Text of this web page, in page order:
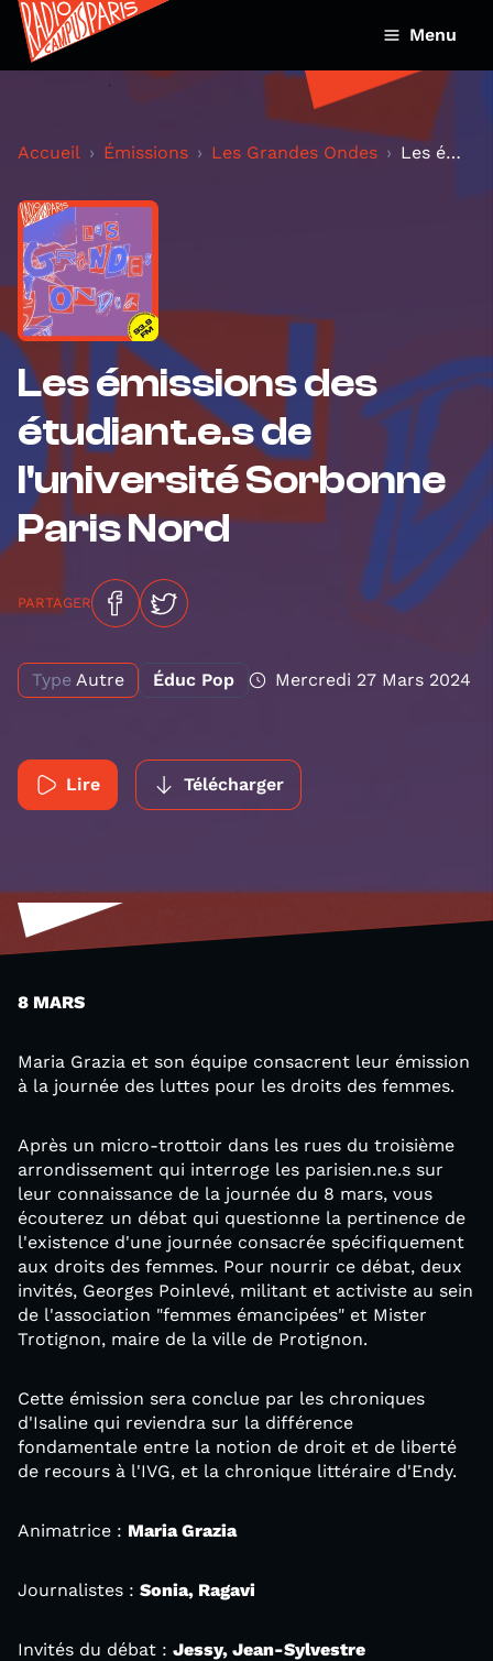
Menu
Accueil Émissions Les Grandes Ondes Les émissions des étudiant.e.s de l'université Sor...
Les émissions des
étudiant.e.s de
l'université Sorbonne
Paris Nord
PARTAGER
Type Autre Éduc Pop Mercredi 27 Mars 2024
Lire Télécharger
8 MARS
Maria Grazia et son équipe consacrent leur émission
à la journée des luttes pour les droits des femmes.
Après un micro-trottoir dans les rues du troisième
arrondissement qui interroge les parisien.ne.s sur
leur connaissance de la journée du 8 mars, vous
écouterez un débat qui questionne la pertinence de
l'existence d'une journée consacrée spécifiquement
aux droits des femmes. Pour nourrir ce débat, deux
invités, Georges Poinlevé, militant et activiste au sein
de l'association "femmes émancipées" et Mister
Trotignon, maire de la ville de Protignon.
Cette émission sera conclue par les chroniques
d'Isaline qui reviendra sur la différence
fondamentale entre la notion de droit et de liberté
de recours à l'IVG, et la chronique littéraire d'Endy.
Animatrice : Maria Grazia
Journalistes : Sonia, Ragavi
Invités du débat : Jessy, Jean-Sylvestre